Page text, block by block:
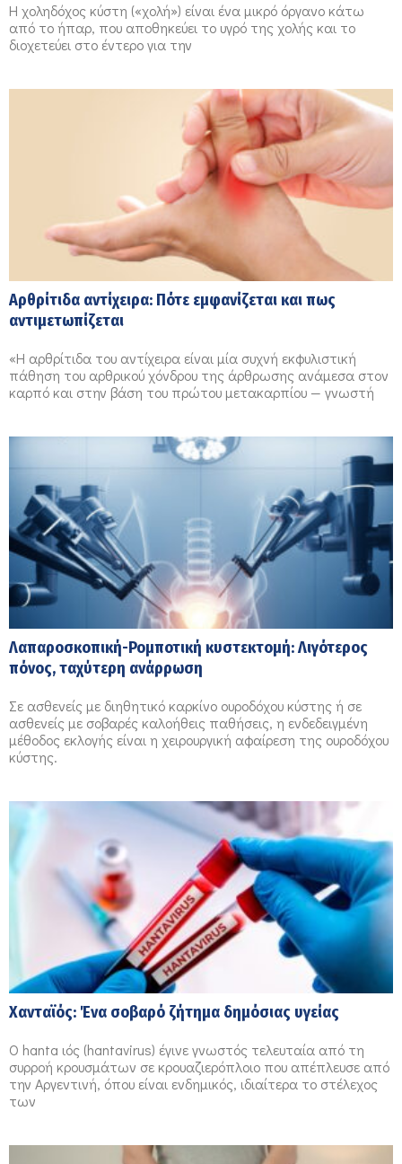
Η χοληδόχος κύστη («χολή») είναι ένα μικρό όργανο κάτω
από το ήπαρ, που αποθηκεύει το υγρό της χολής και το
διοχετεύει στο έντερο για την
Αρθρίτιδα αντίχειρα: Πότε εμφανίζεται και πως
αντιμετωπίζεται
«Η αρθρίτιδα του αντίχειρα είναι μία συχνή εκφυλιστική
πάθηση του αρθρικού χόνδρου της άρθρωσης ανάμεσα στον
καρπό και στην βάση του πρώτου μετακαρπίου — γνωστή
Λαπαροσκοπική-Ρομποτική κυστεκτομή: Λιγότερος
πόνος, ταχύτερη ανάρρωση
Σε ασθενείς με διηθητικό καρκίνο ουροδόχου κύστης ή σε
ασθενείς με σοβαρές καλοήθεις παθήσεις, η ενδεδειγμένη
μέθοδος εκλογής είναι η χειρουργική αφαίρεση της ουροδόχου
κύστης.
Χανταϊός: Ένα σοβαρό ζήτημα δημόσιας υγείας
O hanta ιός (hantavirus) έγινε γνωστός τελευταία από τη
συρροή κρουσμάτων σε κρουαζιερόπλοιο που απέπλευσε από
την Αργεντινή, όπου είναι ενδημικός, ιδιαίτερα το στέλεχος
των